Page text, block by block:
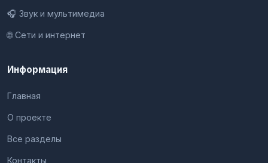
🎧 Звук и мультимедиа
🌐 Сети и интернет
Информация
Главная
О проекте
Все разделы
Контакты